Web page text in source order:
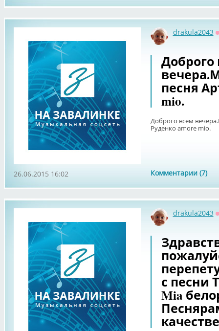
drakula2043
Доброго
песня
mio.
Доброго всем
Руденко amore mio.
Комментарии (7)
26.06.2015 16:02
drakula2043
с песни
Mia